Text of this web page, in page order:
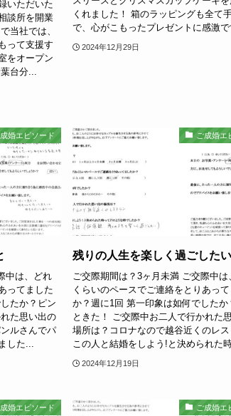
いただいた
談所を開業
当社では、
って支援す
をオープン
台分...
くれました！ 箱のラッピングも全て
で、心がこもったプレゼントに感激で
2024年12月29日
婚エピソード
中は、どれ
ってました
たか？ピン
た思い出の
ルさんでパ
した...
ご成婚エ
残りの人生を楽しく過ごしたい
ご交際期間は？3ヶ月未満 ご交際中は
くらいのペースでご連絡をとりあっ
か？週に1回 第一印象は如何でしたか
ときた！ ご交際中お二人で行かれた
場所は？コロナなので越谷近くのレ
この人と結婚をしよう!と決められた時
2024年12月19日
婚エピソード ご成婚エ